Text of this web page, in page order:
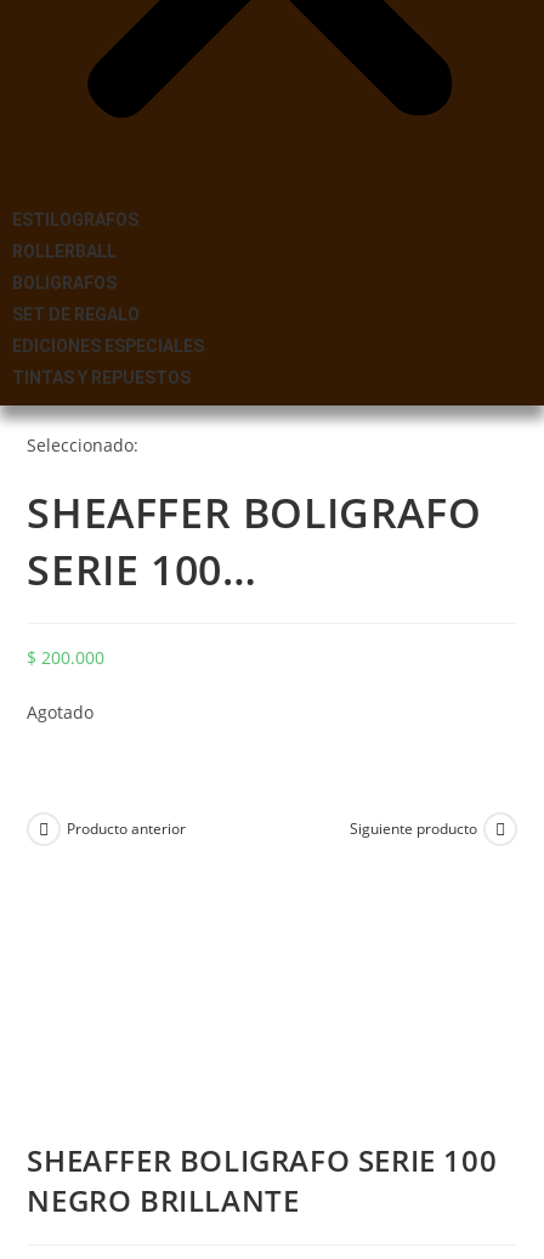
ESTILOGRAFOS
ROLLERBALL
BOLIGRAFOS
SET DE REGALO
EDICIONES ESPECIALES
TINTAS Y REPUESTOS
Seleccionado:
SHEAFFER BOLIGRAFO
SERIE 100…
$ 200.000
Agotado
Producto anterior Siguiente producto
SHEAFFER BOLIGRAFO SERIE 100
NEGRO BRILLANTE